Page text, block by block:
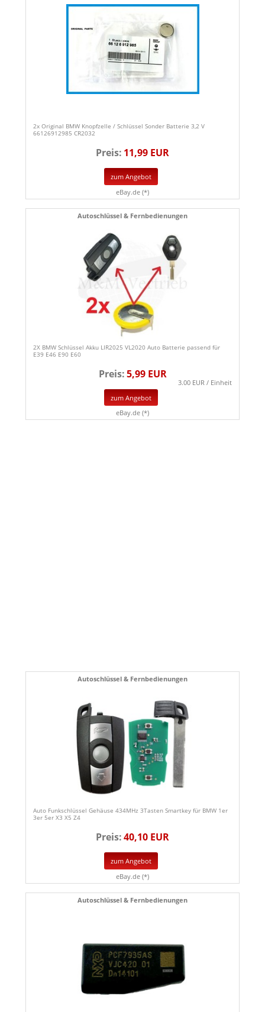
2x Original BMW Knopfzelle / Schlüssel Sonder Batterie 3,2 V
66126912985 CR2032
Preis: 11,99 EUR
zum Angebot
eBay.de (*)
Autoschlüssel & Fernbedienungen
2X BMW Schlüssel Akku LIR2025 VL2020 Auto Batterie passend für
E39 E46 E90 E60
Preis:5,99 EUR
3.00 EUR / Einheit
zum Angebot
eBay.de (*)
Autoschlüssel & Fernbedienungen
Auto Funkschlüssel Gehäuse 434MHz 3Tasten Smartkey für BMW 1er
3er 5er X3 X5 Z4
Preis:40,10 EUR
zum Angebot
eBay.de (*)
Autoschlüssel & Fernbedienungen